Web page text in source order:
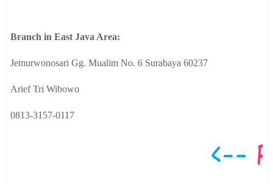
Branch in East Java Area:
Jemurwonosari Gg. Mualim No. 6 Surabaya 60237
Arief Tri Wibowo
0813-3157-0117